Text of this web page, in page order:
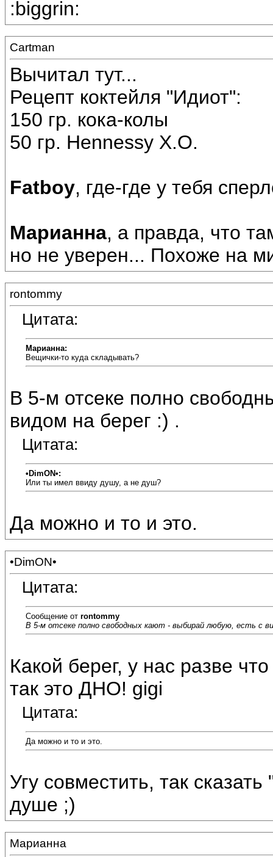
:biggrin:
Cartman
Вычитал тут...
Рецепт коктейля "Идиот":
150 гр. кока-колы
50 гр. Hennessy X.O.
Fatboy, где-где у тебя
Марианна, а правда, что
но не уверен... Похоже на
rontommy
Цитата:
Марианна:
Вещички-то куда складывать?
В 5-м отсеке полно
видом на берег :) .
Цитата:
•DimON•:
Или ты имел ввиду душу, а не душ?
Да можно и то и это.
•DimON•
Цитата:
Сообщение от rontommy
В 5-м отсеке полно свободных кают - выбирай любую, есть с
Какой берег, у нас разве
так это ДНО! gigi
Цитата:
Да можно и то и это.
Угу совместить, так
душе ;)
Марианна